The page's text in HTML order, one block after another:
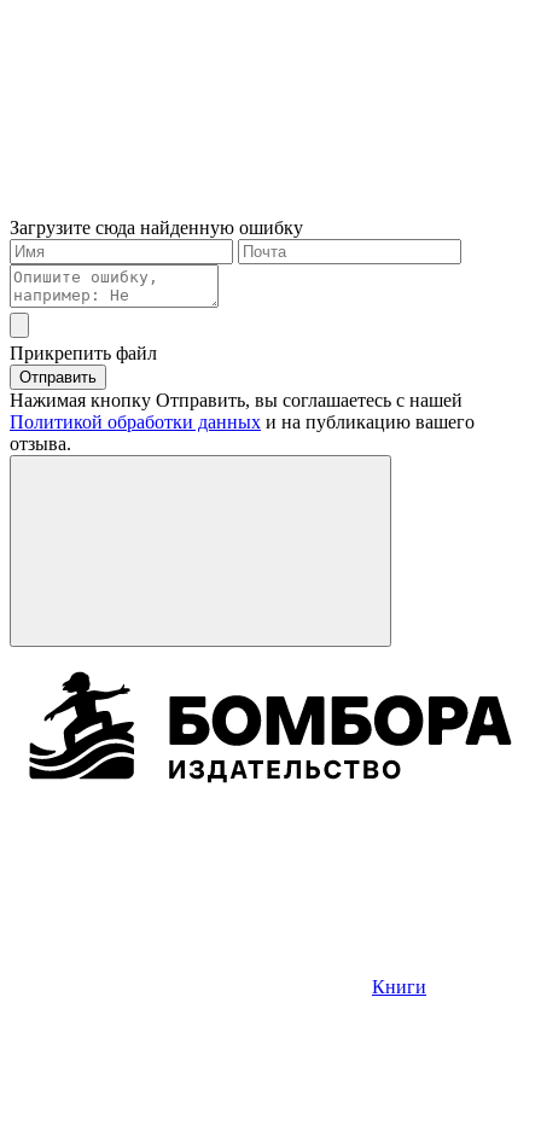
Загрузите сюда найденную ошибку
Прикрепить файл
Отправить
Нажимая кнопку Отправить, вы соглашаетесь с нашей
Политикой обработки данных и на публикацию вашего
отзыва.
Книги